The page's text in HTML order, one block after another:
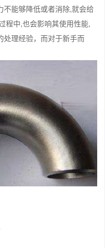
能够降低或者消除,就会给
程中,也会影响其使用性能,
处理经验，而对于新手而